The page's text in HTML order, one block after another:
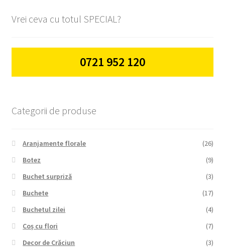
Vrei ceva cu totul SPECIAL?
0721 952 120
Categorii de produse
Aranjamente florale
(26)
Botez
(9)
Buchet surpriză
(3)
Buchete
(17)
Buchetul zilei
(4)
Coș cu flori
(7)
Decor de Crăciun
(3)